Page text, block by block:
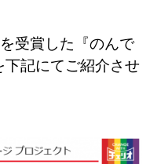
受賞した『のんで
下記にてご紹介させ